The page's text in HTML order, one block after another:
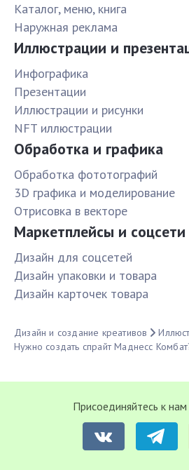
Каталог, меню, книга
Наружная реклама
Иллюстрации и
Инфографика
Презентации
Иллюстрации и рисунки
NFT иллюстрации
Обработка и графика
Обработка фототографий
3D графика и моделирование
Отрисовка в векторе
Маркетплейсы и соцсети
Дизайн для соцсетей
Дизайн упаковки и товара
Дизайн карточек товара
Дизайн и создание креативов
Нужно создать спрайт Маднесс
Присоединяйтесь к нам